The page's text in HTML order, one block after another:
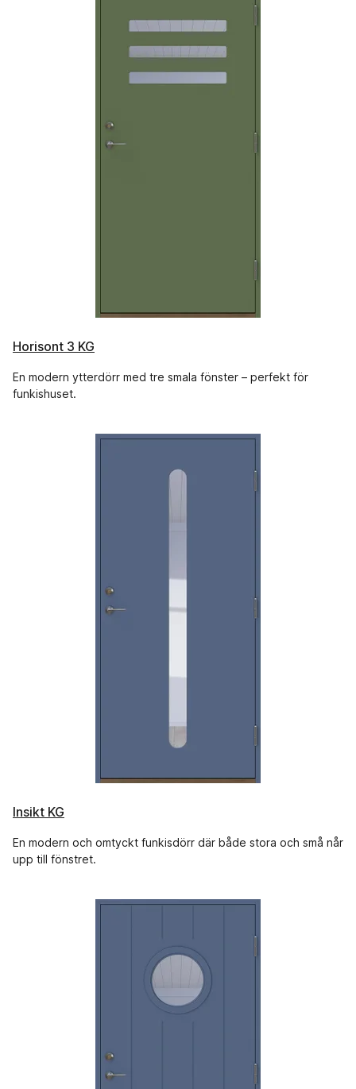
Horisont 3 KG
En modern ytterdörr med tre smala fönster – perfekt för
funkishuset.
Insikt KG
En modern och omtyckt funkisdörr där både stora och små når
upp till fönstret.